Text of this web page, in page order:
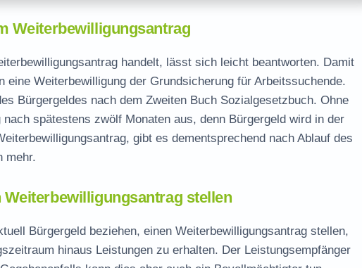
Weiterbewilligungsantrag
handelt, lässt sich leicht beantworten. Damit
eine Weiterbewilligung der Grundsicherung für Arbeitssuchende.
Bürgergeldes nach dem Zweiten Buch Sozialgesetzbuch. Ohne
spätestens zwölf Monaten aus, denn Bürgergeld wird in der
gibt es dementsprechend nach Ablauf des
mehr.
stellen
Bürgergeld beziehen, einen Weiterbewilligungsantrag stellen,
hinaus Leistungen zu erhalten. Der Leistungsempfänger